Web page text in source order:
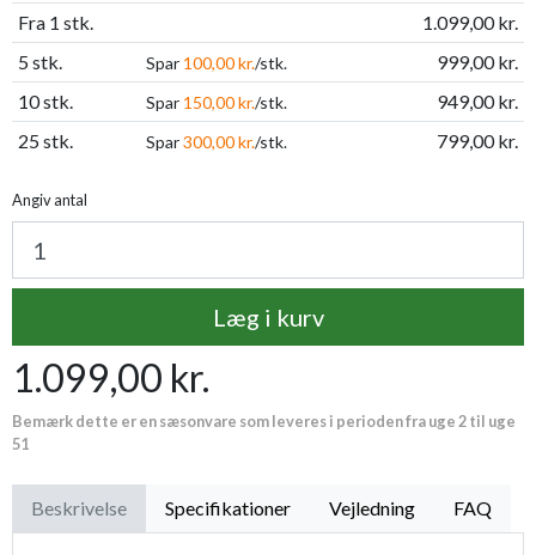
Fra 1 stk.
1.099,00 kr.
5 stk.
Spar 100,00 kr./stk.
999,00 kr.
10 stk.
Spar 150,00 kr./stk.
949,00 kr.
25 stk.
Spar300,00 kr./stk. 799,00 kr.
Angiv antal
Læg i kurv
1.099,00 kr.
Bemærk dette er en sæsonvare som leveres i perioden fra uge 2 til uge
51
Beskrivelse Specifikationer Vejledning FAQ